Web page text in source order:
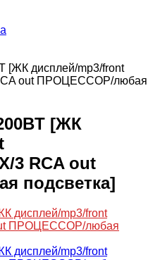
[ЖК дисплей/mp3/front
out ПРОЦЕССОР/любая
[ЖК
3 RCA out
подсветка]